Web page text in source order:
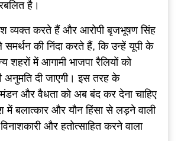
है।
व्यक्त करते हैं और आरोपी बृजभूषण सिंह
समर्थन की निंदा करते हैं, कि उन्हें यूपी के
में आगामी भाजपा रैलियों को
अनुमति दी जाएगी। इस तरह के
और वैधता को अब बंद कर देना चाहिए
में बलात्कार और यौन हिंसा से लड़ने वाली
और हतोत्साहित करने वाला